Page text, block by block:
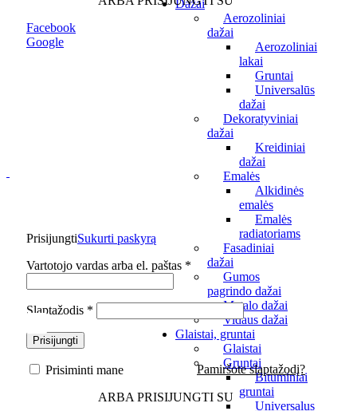
Dažai
Aerozoliniai
dažai
Aerozoliniai
lakai
Gruntai
Universalūs
dažai
Dekoratyviniai
dažai
Kreidiniai
dažai
Emalės
Alkidinės
emalės
Emalės
radiatoriams
Fasadiniai
dažai
Gumos
pagrindo dažai
Metalo dažai
Vidaus dažai
Glaistai, gruntai
Glaistai
Gruntai
Bituminiai
gruntai
Universalus
Facebook
Google
PrisijungtiSukurti paskyrą
Vartotojo vardas arba el. paštas * Privalomas
Slaptažodis *
Prisijungti
Pamiršote slaptažodį?
Prisiminti mane
ARBA PRISIJUNGTI SU